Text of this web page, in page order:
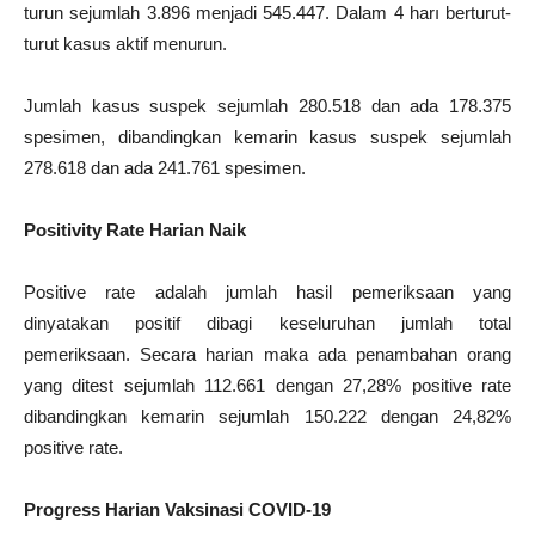
turun sejumlah 3.896 menjadi 545.447. Dalam 4 harı berturut-
turut kasus aktif menurun.
Jumlah kasus suspek sejumlah 280.518 dan ada 178.375
spesimen, dibandingkan kemarin kasus suspek sejumlah
278.618 dan ada 241.761 spesimen.
Positivity Rate Harian Naik
Positive rate adalah jumlah hasil pemeriksaan yang
dinyatakan positif dibagi keseluruhan jumlah total
pemeriksaan. Secara harian maka ada penambahan orang
yang ditest sejumlah 112.661 dengan 27,28% positive rate
dibandingkan kemarin sejumlah 150.222 dengan 24,82%
positive rate.
Progress Harian Vaksinasi COVID-19